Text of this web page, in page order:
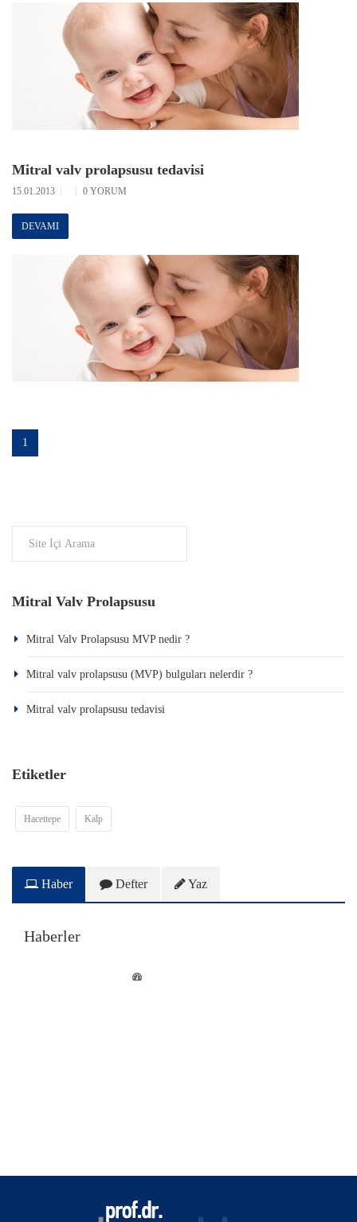
Mitral valv prolapsusu tedavisi
15.01.2013 0 YORUM
DEVAMI
1
Mitral Valv Prolapsusu
Mitral Valv Prolapsusu MVP nedir ?
Mitral valv prolapsusu (MVP) bulguları nelerdir ?
Mitral valv prolapsusu tedavisi
Etiketler
Hacettepe Kalp
Haber Defter Yaz
Haberler